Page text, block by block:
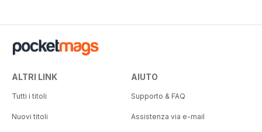
ALTRI LINK
Tutti i titoli
Nuovi titoli
AIUTO
Supporto & FAQ
Assistenza via e-mail